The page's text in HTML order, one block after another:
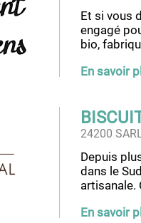
Et si vous
engagé
bio,
En savoir
24200
Depuis
dans le
artisanale.
En savoir